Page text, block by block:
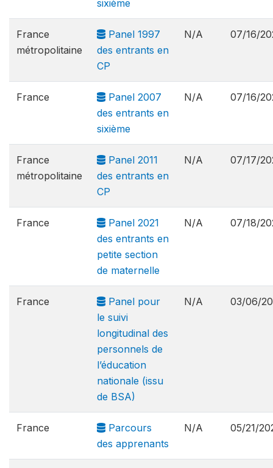
sixième
France
métropolitaine
Panel 1997
des entrants en
CP
N/A 07/16/
France
Panel 2007
des entrants en
sixième
N/A 07/16/
France
métropolitaine
Panel 2011
des entrants en
CP
N/A 07/17/
France
Panel 2021
des entrants en
petite section
de maternelle
N/A 07/18/
France
Panel pour
le suivi
longitudinal des
personnels de
l’éducation
nationale (issu
de BSA)
N/A 03/06/
France
Parcours
des apprenants
N/A 05/21/